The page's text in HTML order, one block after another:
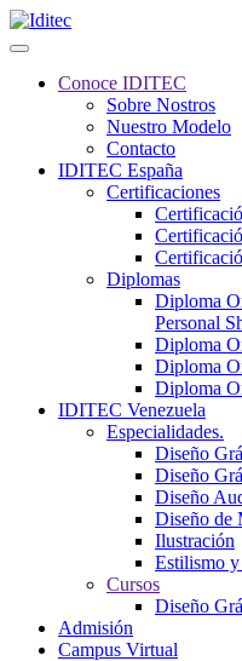
Conoce IDITEC
Sobre Nostros
Nuestro Modelo
Contacto
IDITEC España
Certificaciones
Diplomas
Diploma
Personal
Diploma
Diploma
Diploma
IDITEC Venezuela
Especialidades.
Diseño
Diseño
Diseño
Diseño de
Ilustración
Estilismo
Cursos
Diseño
Admisión
Campus Virtual